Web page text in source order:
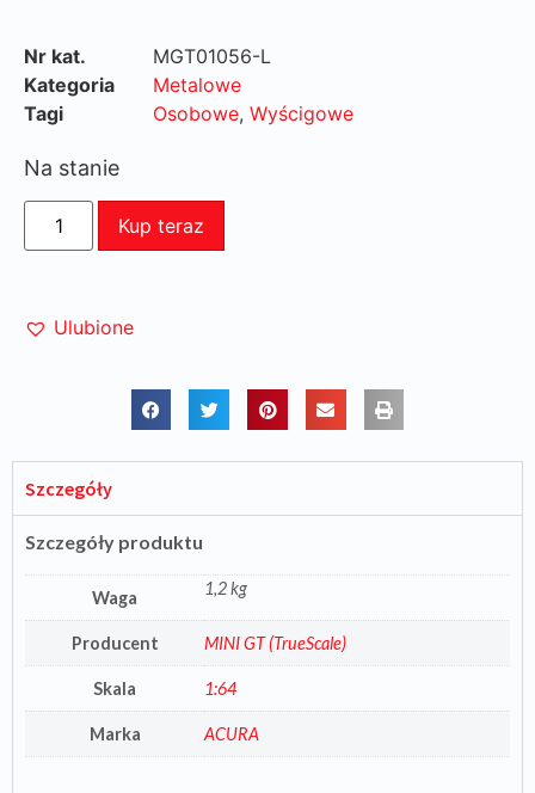
Nr kat.
MGT01056-L
Kategoria
Metalowe
Tagi
Osobowe, Wyścigowe
Na stanie
Kup teraz
Ulubione
Szczegóły
Szczegóły produktu
Waga 1,2 kg
Producent MINI GT (TrueScale)
Skala 1:64
Marka ACURA